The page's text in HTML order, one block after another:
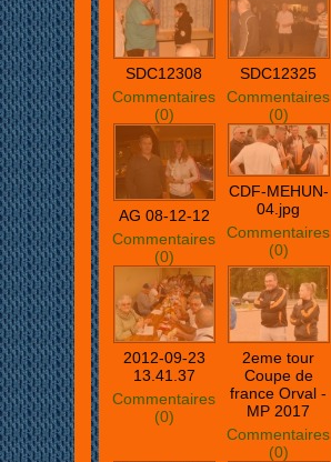
SDC12308
Commentaires
(0)
SDC12325
Commentaires
(0)
AG 08-12-12
Commentaires
(0)
CDF-MEHUN-
04.jpg
Commentaires
(0)
2012-09-23
13.41.37
Commentaires
(0)
2eme tour
Coupe de
france Orval -
MP 2017
Commentaires
(0)